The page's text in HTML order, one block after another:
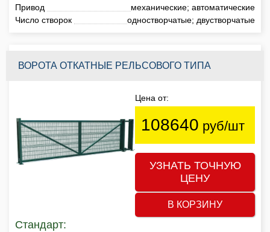
Привод
механические; автоматические
Число створок
одностворчатые; двустворчатые
ВОРОТА ОТКАТНЫЕ РЕЛЬСОВОГО ТИПА
Цена от:
108640 руб/шт
УЗНАТЬ ТОЧНУЮ
ЦЕНУ
В КОРЗИНУ
Стандарт: